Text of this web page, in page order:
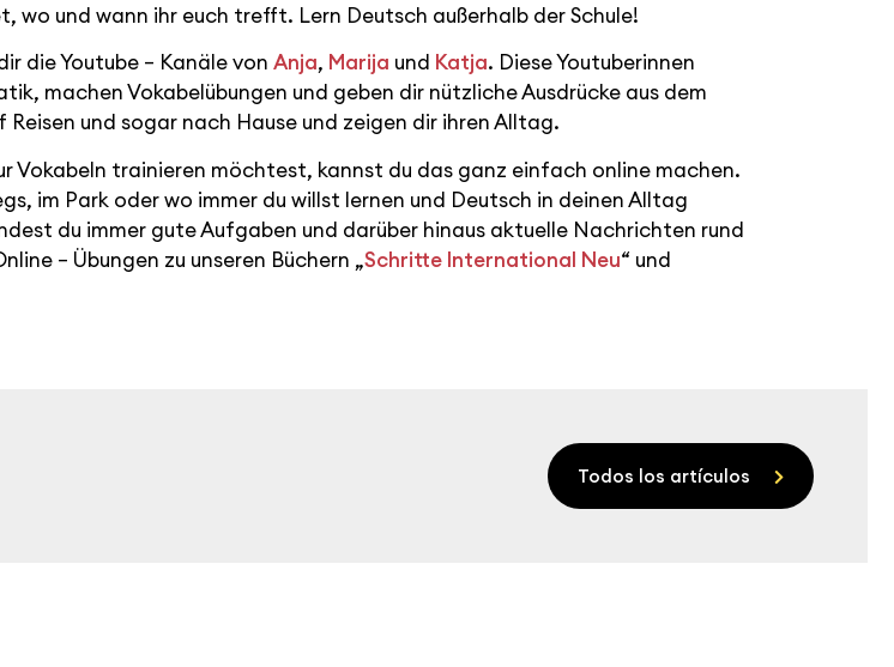
und wann ihr euch trefft. Lern Deutsch außerhalb der Schule!
die Youtube – Kanäle von Anja, Marija und Katja. Diese Youtuberinnen
machen Vokabelübungen und geben dir nützliche Ausdrücke aus dem
und sogar nach Hause und zeigen dir ihren Alltag.
Vokabeln trainieren möchtest, kannst du das ganz einfach online machen.
im Park oder wo immer du willst lernen und Deutsch in deinen Alltag
du immer gute Aufgaben und darüber hinaus aktuelle Nachrichten rund
– Übungen zu unseren Büchern „Schritte International Neu“ und
Todos los artículos